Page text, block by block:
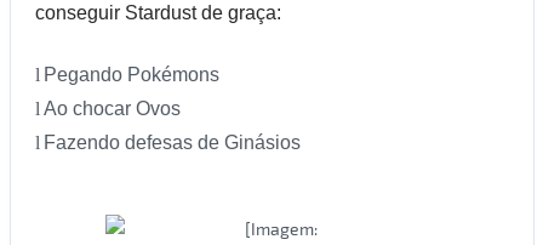
conseguir Stardust de graça:
l Pegando Pokémons
l Ao chocar Ovos
l Fazendo defesas de Ginásios